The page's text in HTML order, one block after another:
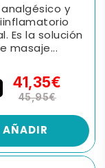
y
Es la solución
masaje...
41,35€
45,95€
AÑADIR